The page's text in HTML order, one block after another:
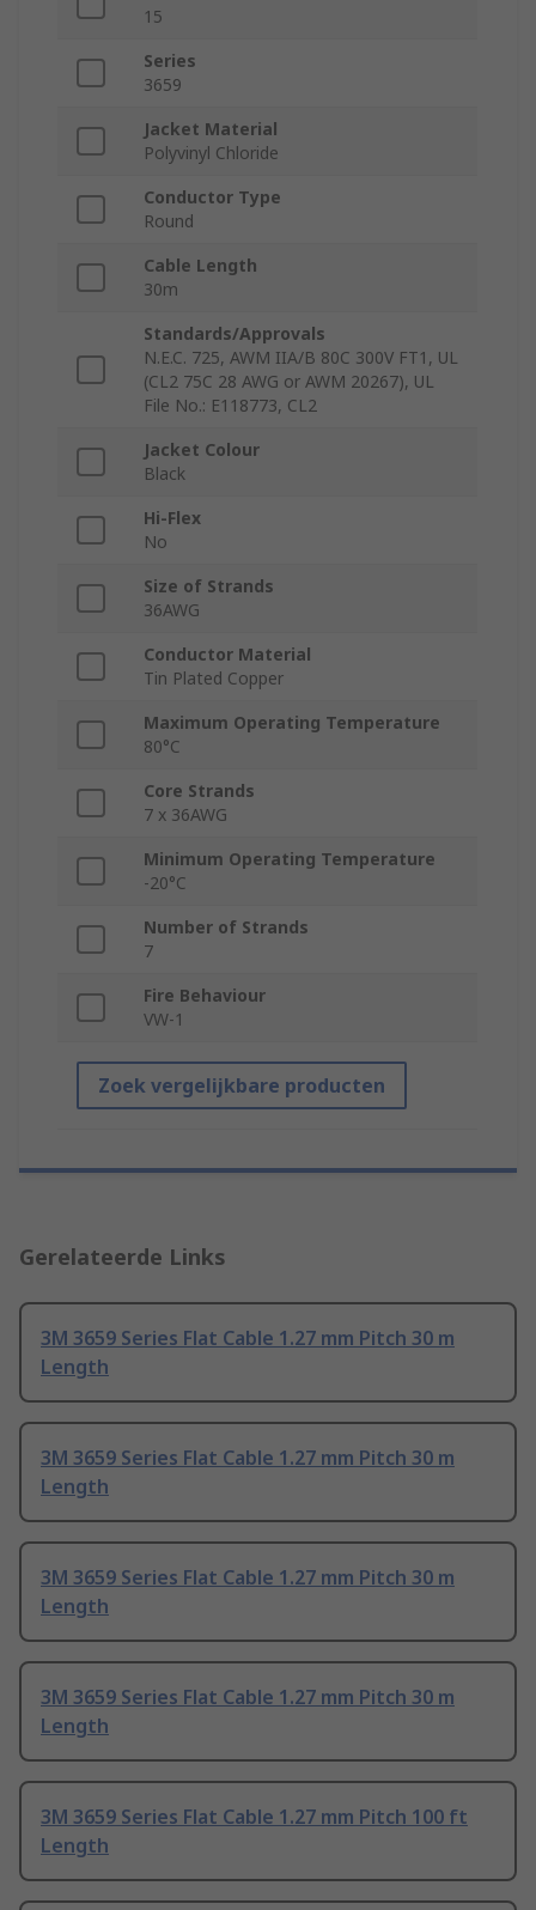
15
Series
3659
Jacket Material
Polyvinyl Chloride
Conductor Type
Round
Cable Length
30m
Standards/Approvals
N.E.C. 725, AWM IIA/B 80C 300V FT1, UL
(CL2 75C 28 AWG or AWM 20267), UL
File No.: E118773, CL2
Jacket Colour
Black
Hi-Flex
No
Size of Strands
36AWG
Conductor Material
Tin Plated Copper
Maximum Operating Temperature
80°C
Core Strands
7 x 36AWG
Minimum Operating Temperature
-20°C
Number of Strands
7
Fire Behaviour
VW-1
Zoek vergelijkbare producten
Gerelateerde Links
3M 3659 Series Flat Cable 1.27 mm Pitch 30 m
Length
3M 3659 Series Flat Cable 1.27 mm Pitch 30 m
Length
3M 3659 Series Flat Cable 1.27 mm Pitch 30 m
Length
3M 3659 Series Flat Cable 1.27 mm Pitch 30 m
Length
3M 3659 Series Flat Cable 1.27 mm Pitch 100 ft
Length